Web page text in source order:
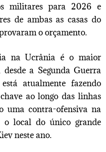
militares para 2026 e
de ambas as casas do
o orçamento.
na Ucrânia é o maior
a Segunda Guerra
atualmente fazendo
ao longo das linhas
uma contra-ofensiva na
local do único grande
neste ano.